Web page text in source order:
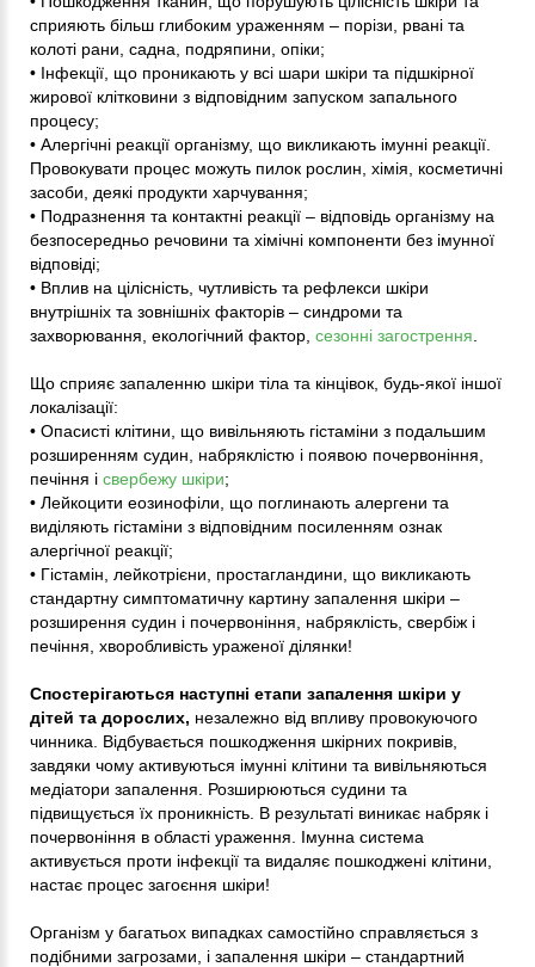
сприяють більш глибоким ураженням – порізи, рвані та
колоті рани, садна, подряпини, опіки;
• Інфекції, що проникають у всі шари шкіри та підшкірної
жирової клітковини з відповідним запуском запального
процесу;
• Алергічні реакції організму, що викликають імунні реакції.
Провокувати процес можуть пилок рослин, хімія, косметичні
засоби, деякі продукти харчування;
• Подразнення та контактні реакції – відповідь організму на
безпосередньо речовини та хімічні компоненти без імунної
відповіді;
• Вплив на цілісність, чутливість та рефлекси шкіри
внутрішніх та зовнішніх факторів – синдроми та
захворювання, екологічний фактор, сезонні загострення
Що сприяє запаленню шкіри тіла та кінцівок, будь-якої іншої
локалізації:
• Опасисті клітини, що вивільняють гістаміни з подальшим
розширенням судин, набряклістю і появою почервоніння,
печіння і свербежу шкіри;
• Лейкоцити еозинофіли, що поглинають алергени та
виділяють гістаміни з відповідним посиленням ознак
алергічної реакції;
• Гістамін, лейкотрієни, простагландини, що викликають
стандартну симптоматичну картину запалення шкіри –
розширення судин і почервоніння, набряклість, свербіж і
печіння, хворобливість ураженої ділянки!
Спостерігаються наступні етапи запалення шкіри у
дітей та дорослих, незалежно від впливу провокуючого
чинника. Відбувається пошкодження шкірних покривів,
завдяки чому активуються імунні клітини та вивільняються
медіатори запалення. Розширюються судини та
підвищується їх проникність. В результаті виникає набряк і
почервоніння в області ураження. Імунна система
активується проти інфекції та видаляє пошкоджені клітини,
настає процес загоєння шкіри!
Організм у багатьох випадках самостійно справляється з
подібними загрозами, і запалення шкіри – стандартний